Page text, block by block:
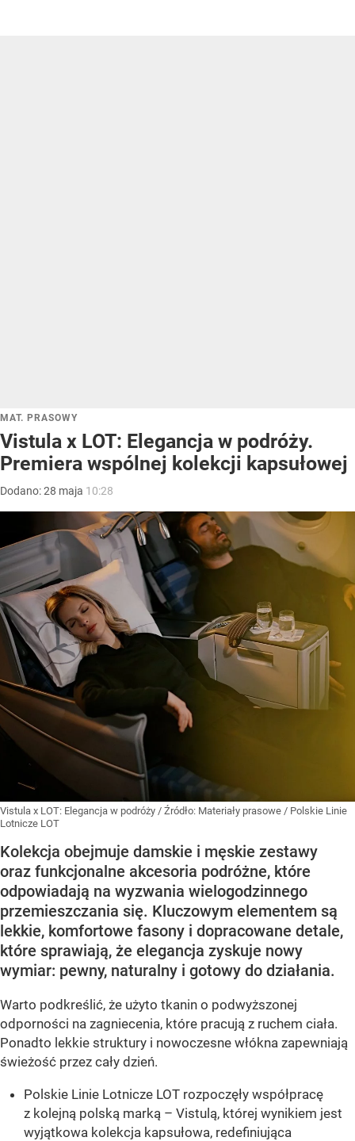
MAT. PRASOWY
Vistula x LOT: Elegancja w podróży.
Premiera wspólnej kolekcji kapsułowej
Dodano:28 maja 10:28
Vistula x LOT: Elegancja w podróży / Źródło: Materiały prasowe / Polskie Linie
Lotnicze LOT
Kolekcja obejmuje damskie i męskie zestawy
oraz funkcjonalne akcesoria podróżne, które
odpowiadają na wyzwania wielogodzinnego
przemieszczania się. Kluczowym elementem są
lekkie, komfortowe fasony i dopracowane detale,
które sprawiają, że elegancja zyskuje nowy
wymiar: pewny, naturalny i gotowy do działania.
Warto podkreślić, że użyto tkanin o podwyższonej
odporności na zagniecenia, które pracują z ruchem ciała.
Ponadto lekkie struktury i nowoczesne włókna zapewniają
świeżość przez cały dzień.
Polskie Linie Lotnicze LOT rozpoczęły współpracę
z kolejną polską marką – Vistulą, której wynikiem jest
wyjątkowa kolekcja kapsułowa, redefiniująca